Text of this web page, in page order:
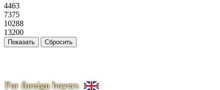
4463
7375
10288
13200